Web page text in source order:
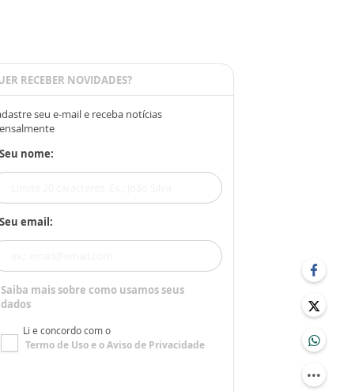
RECEBER NOVIDADES?
seu e-mail e receba notícias
Seu nome:
Seu email:
Saiba mais sobre como usamos seus
dados
Li e concordo com o
Termo de Usoe oAviso de Privacidade